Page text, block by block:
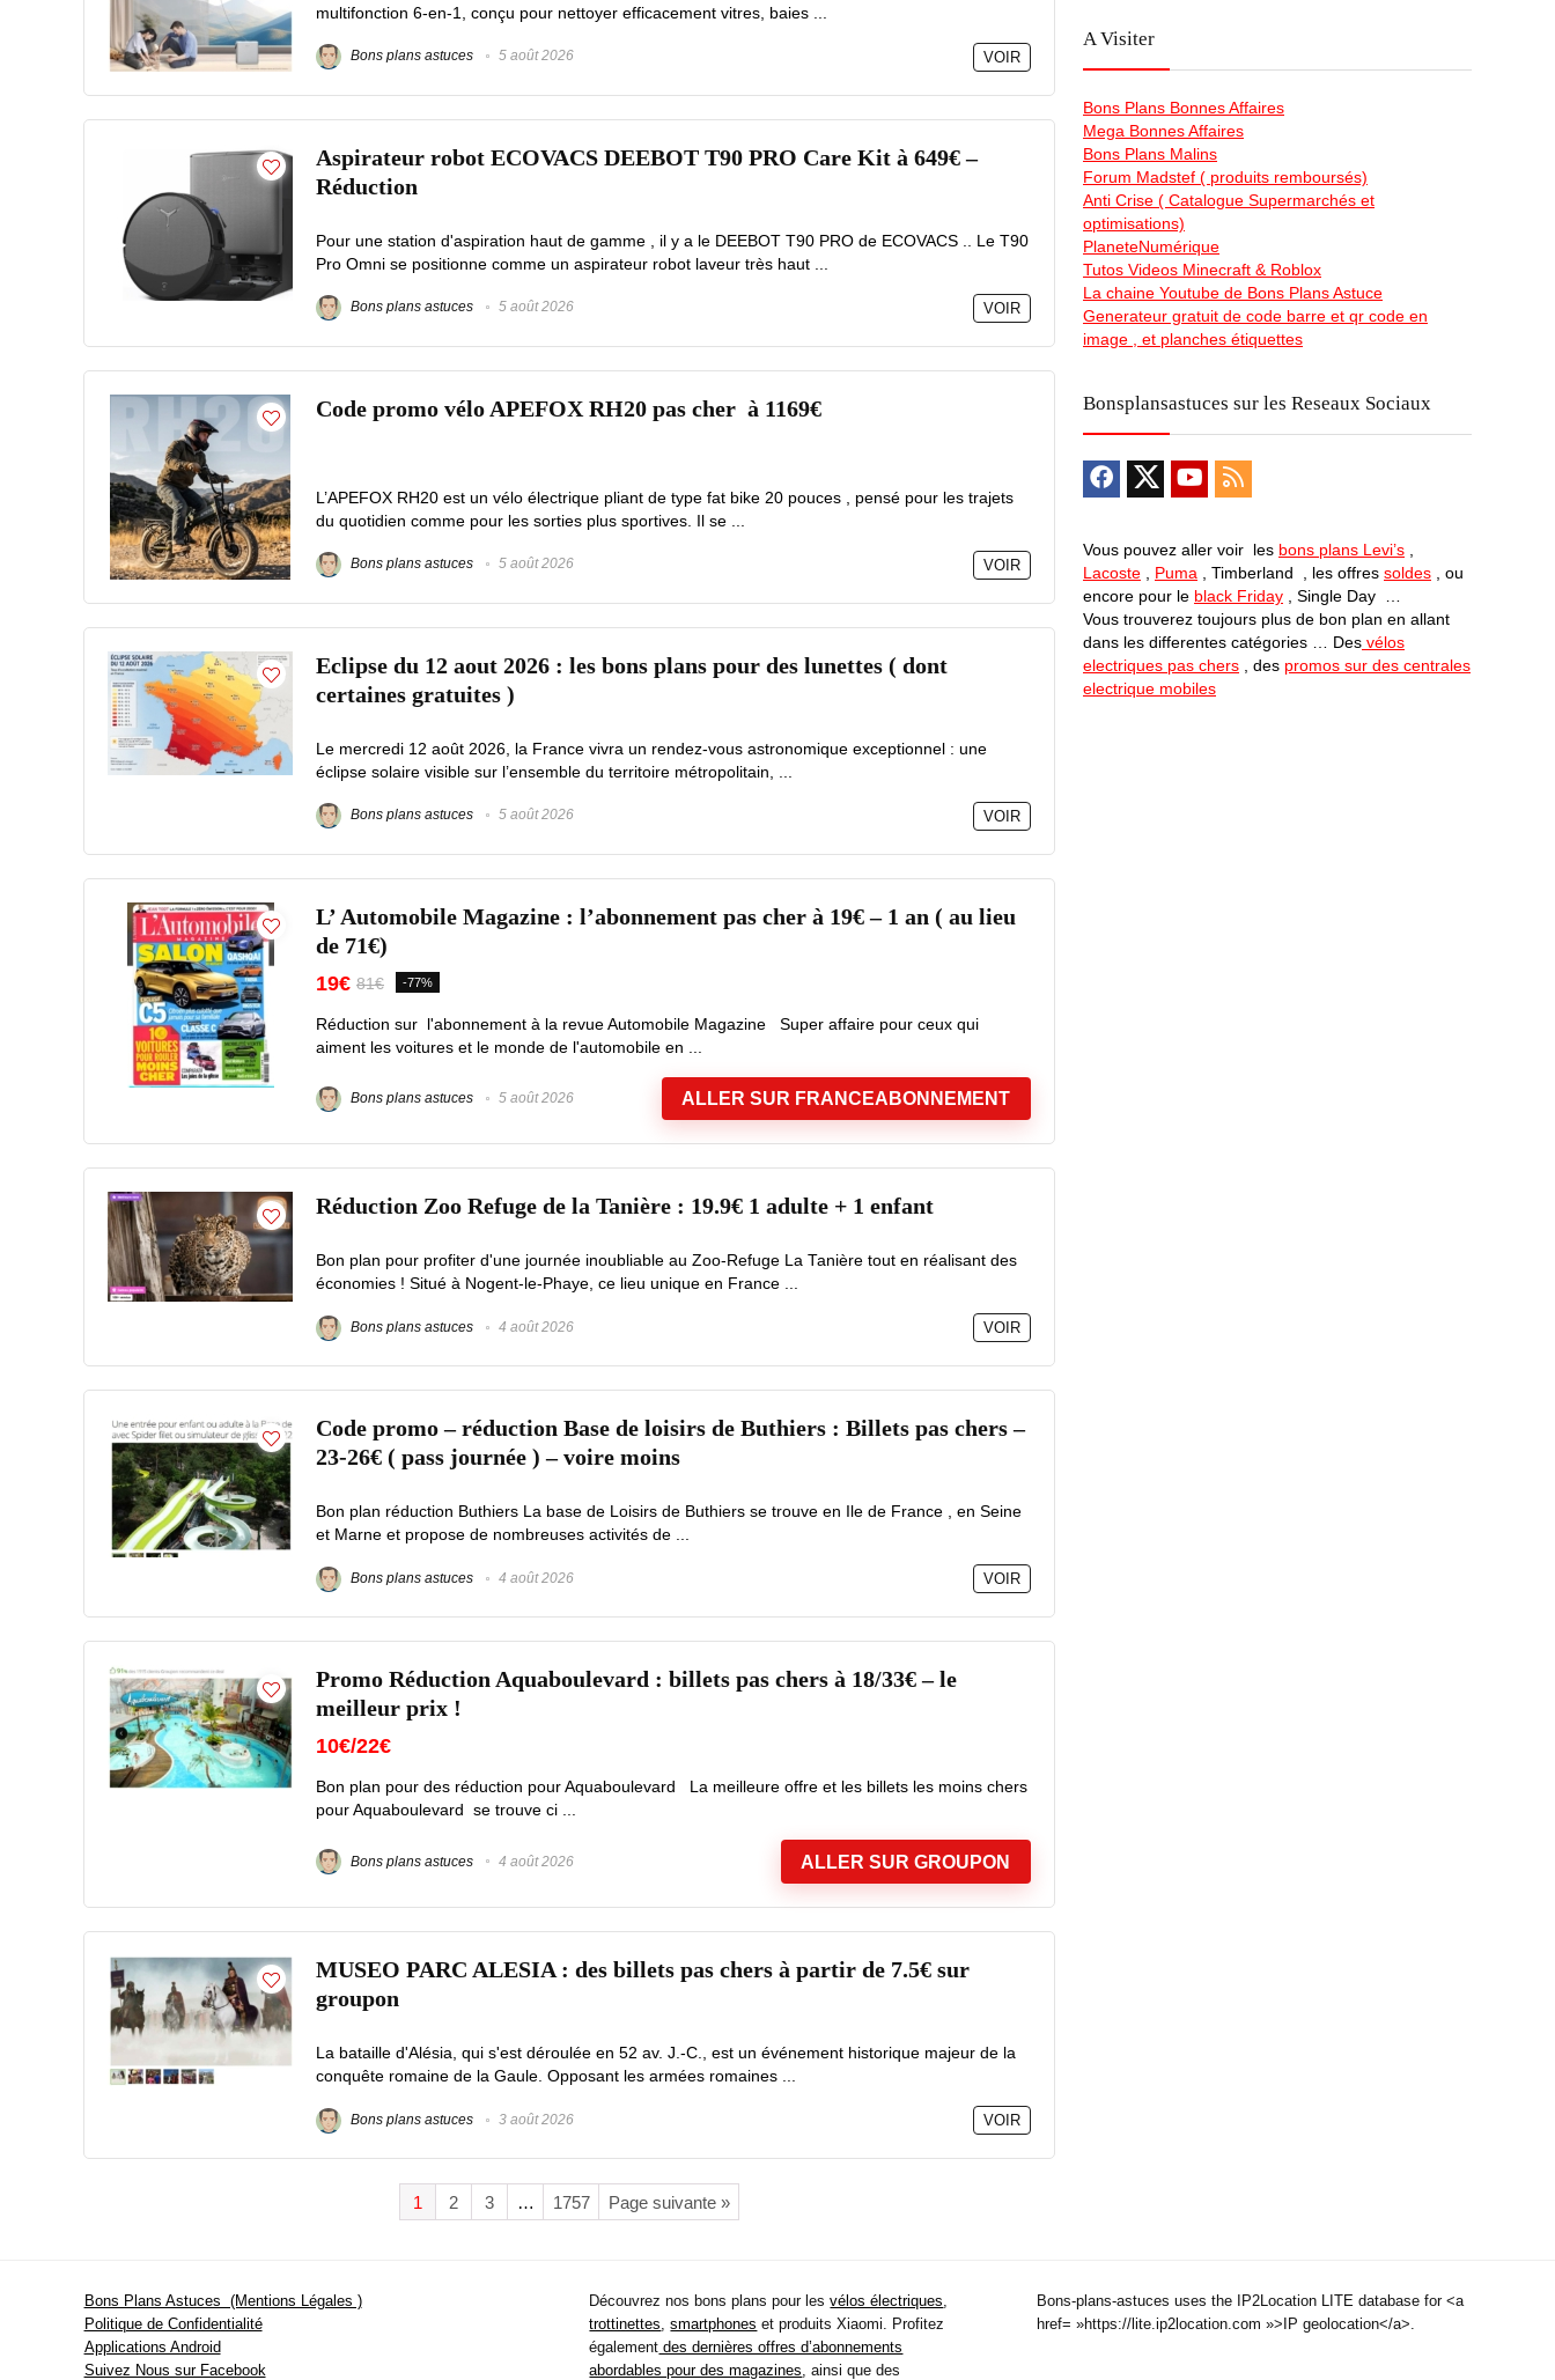
multifonction 6-en-1, conçu pour nettoyer efficacement vitres, baies ...
Bons plans astuces 5 août 2026 VOIR
Aspirateur robot ECOVACS DEEBOT T90 PRO Care Kit à 649€ –
Réduction
Pour une station d'aspiration haut de gamme , il y a le DEEBOT T90 PRO de ECOVACS .. Le T90
Pro Omni se positionne comme un aspirateur robot laveur très haut ...
Bons plans astuces 5 août 2026 VOIR
Code promo vélo APEFOX RH20 pas cher à 1169€
L’APEFOX RH20 est un vélo électrique pliant de type fat bike 20 pouces , pensé pour les trajets
du quotidien comme pour les sorties plus sportives. Il se ...
Bons plans astuces 5 août 2026 VOIR
Eclipse du 12 aout 2026 : les bons plans pour des lunettes ( dont
certaines gratuites )
Le mercredi 12 août 2026, la France vivra un rendez-vous astronomique exceptionnel : une
éclipse solaire visible sur l’ensemble du territoire métropolitain, ...
Bons plans astuces 5 août 2026 VOIR
L’ Automobile Magazine : l’abonnement pas cher à 19€ – 1 an ( au lieu
de 71€)
19€ 81€ -77%
Réduction sur l'abonnement à la revue Automobile Magazine Super affaire pour ceux qui
aiment les voitures et le monde de l'automobile en ...
Bons plans astuces 5 août 2026 ALLER SUR FRANCEABONNEMENT
Réduction Zoo Refuge de la Tanière : 19.9€ 1 adulte + 1 enfant
Bon plan pour profiter d'une journée inoubliable au Zoo-Refuge La Tanière tout en réalisant des
économies ! Situé à Nogent-le-Phaye, ce lieu unique en France ...
Bons plans astuces 4 août 2026 VOIR
Code promo – réduction Base de loisirs de Buthiers : Billets pas chers –
23-26€ ( pass journée ) – voire moins
Bon plan réduction Buthiers La base de Loisirs de Buthiers se trouve en Ile de France , en Seine
et Marne et propose de nombreuses activités de ...
Bons plans astuces 4 août 2026 VOIR
Promo Réduction Aquaboulevard : billets pas chers à 18/33€ – le
meilleur prix !
10€/22€
Bon plan pour des réduction pour Aquaboulevard La meilleure offre et les billets les moins chers
pour Aquaboulevard se trouve ci ...
Bons plans astuces 4 août 2026 ALLER SUR GROUPON
MUSEO PARC ALESIA : des billets pas chers à partir de 7.5€ sur
groupon
La bataille d'Alésia, qui s'est déroulée en 52 av. J.-C., est un événement historique majeur de la
conquête romaine de la Gaule. Opposant les armées romaines ...
Bons plans astuces 3 août 2026 VOIR
1 2 3 … 1757 Page suivante »
A Visiter
Bons Plans Bonnes Affaires
Mega Bonnes Affaires
Bons Plans Malins
Forum Madstef ( produits remboursés)
Anti Crise ( Catalogue Supermarchés et
optimisations)
PlaneteNumérique
Tutos Videos Minecraft & Roblox
La chaine Youtube de Bons Plans Astuce
Generateur gratuit de code barre et qr code en
image , et planches étiquettes
Bonsplansastuces sur les Reseaux Sociaux
Vous pouvez aller voir les bons plans Levi’s
Lacoste
Puma , Timberland , les offres soldes , ou
encore pour le black Friday , Single Day …
Vous trouverez toujours plus de bon plan en allant
dans les differentes catégories … Des vélos
electriques pas chers , des promos sur des centrales
electrique mobiles
Bons Plans Astuces (Mentions Légales )
Politique de Confidentialité
Applications Android
Suivez Nous sur Facebook
Découvrez nos bons plans pour lesvélos électriques,
trottinettes,smartphones et produits Xiaomi. Profitez
également des dernières offres d’abonnements
abordables pour des magazines, ainsi que des
Bons-plans-astuces uses the IP2Location LITE database for <a
href= »https://lite.ip2location.com »>IP geolocation</a>.